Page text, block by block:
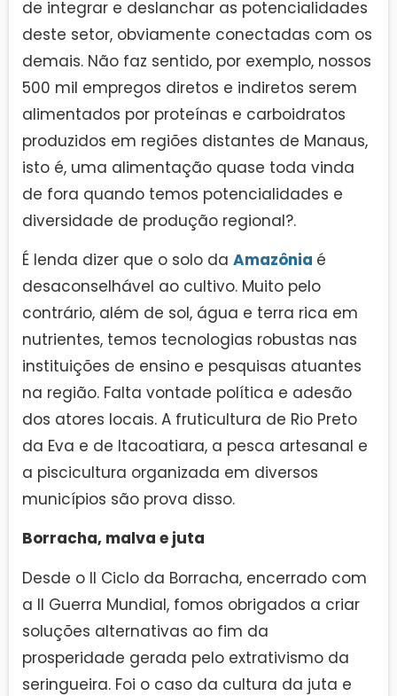
de integrar e deslanchar as potencialidades
deste setor, obviamente conectadas com os
demais. Não faz sentido, por exemplo, nossos
500 mil empregos diretos e indiretos serem
alimentados por proteínas e carboidratos
produzidos em regiões distantes de Manaus,
isto é, uma alimentação quase toda vinda
de fora quando temos potencialidades e
diversidade de produção regional?.
É lenda dizer que o solo da Amazônia é
desaconselhável ao cultivo. Muito pelo
contrário, além de sol, água e terra rica em
nutrientes, temos tecnologias robustas nas
instituições de ensino e pesquisas atuantes
na região. Falta vontade política e adesão
dos atores locais. A fruticultura de Rio Preto
da Eva e de Itacoatiara, a pesca artesanal e
a piscicultura organizada em diversos
municípios são prova disso.
Borracha, malva e juta
Desde o II Ciclo da Borracha, encerrado com
a ll Guerra Mundial, fomos obrigados a criar
soluções alternativas ao fim da
prosperidade gerada pelo extrativismo da
seringueira. Foi o caso da cultura da juta e